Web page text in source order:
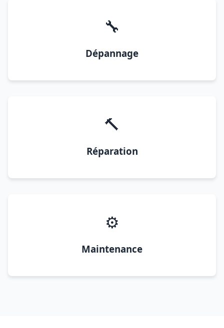
🔧
Dépannage
🔨
Réparation
⚙️
Maintenance